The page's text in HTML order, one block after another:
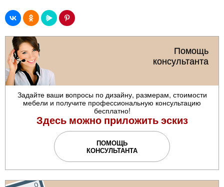
Помощь
консультанта
Задайте ваши вопросы по дизайну, размерам, стоимости
мебели и получите профессиональную консультацию
бесплатно!
Здесь можно приложить эскиз
ПОМОЩЬ
КОНСУЛЬТАНТА